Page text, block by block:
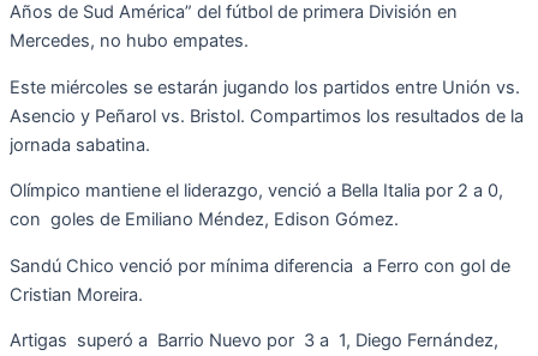
Años de Sud América” del fútbol de primera División en
Mercedes, no hubo empates.
Este miércoles se estarán jugando los partidos entre Unión vs.
Asencio y Peñarol vs. Bristol. Compartimos los resultados de la
jornada sabatina.
Olímpico mantiene el liderazgo, venció a Bella Italia por 2 a 0,
con goles de Emiliano Méndez, Edison Gómez.
Sandú Chico venció por mínima diferencia a Ferro con gol de
Cristian Moreira.
Artigas superó a Barrio Nuevo por 3 a 1, Diego Fernández,